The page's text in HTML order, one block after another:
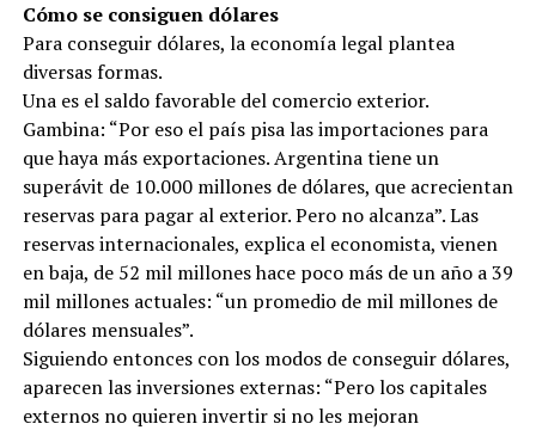
Cómo se consiguen dólares
Para conseguir dólares, la economía legal plantea
diversas formas.
Una es el saldo favorable del comercio exterior.
Gambina: “Por eso el país pisa las importaciones para
que haya más exportaciones. Argentina tiene un
superávit de 10.000 millones de dólares, que acrecientan
reservas para pagar al exterior. Pero no alcanza”. Las
reservas internacionales, explica el economista, vienen
en baja, de 52 mil millones hace poco más de un año a 39
mil millones actuales: “un promedio de mil millones de
dólares mensuales”.
Siguiendo entonces con los modos de conseguir dólares,
aparecen las inversiones externas: “Pero los capitales
externos no quieren invertir si no les mejoran